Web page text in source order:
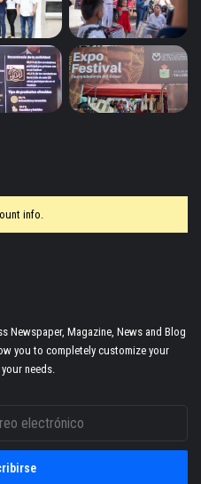
info.
Newspaper, Magazine, News and Blog
you to completely customize your
needs.